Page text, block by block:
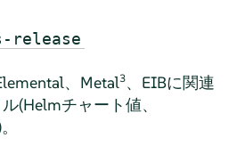
release
、Metal3、EIBに関連
(Helmチャート値、